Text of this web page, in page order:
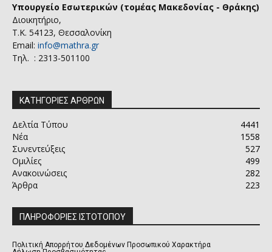
Υπουργείο Εσωτερικών (τομέας Μακεδονίας - Θράκης)
Διοικητήριο,
Τ.Κ. 54123, Θεσσαλονίκη
Email: info@mathra.gr
Τηλ. : 2313-501100
ΚΑΤΗΓΟΡΙΕΣ ΑΡΘΡΩΝ
Δελτία Τύπου
4441
Νέα
1558
Συνεντεύξεις
527
Ομιλίες
499
Ανακοινώσεις
282
Άρθρα
223
ΠΛΗΡΟΦΟΡΙΕΣ ΙΣΤΟΤΟΠΟΥ
Πολιτική Απορρήτου Δεδομένων Προσωπικού Χαρακτήρα